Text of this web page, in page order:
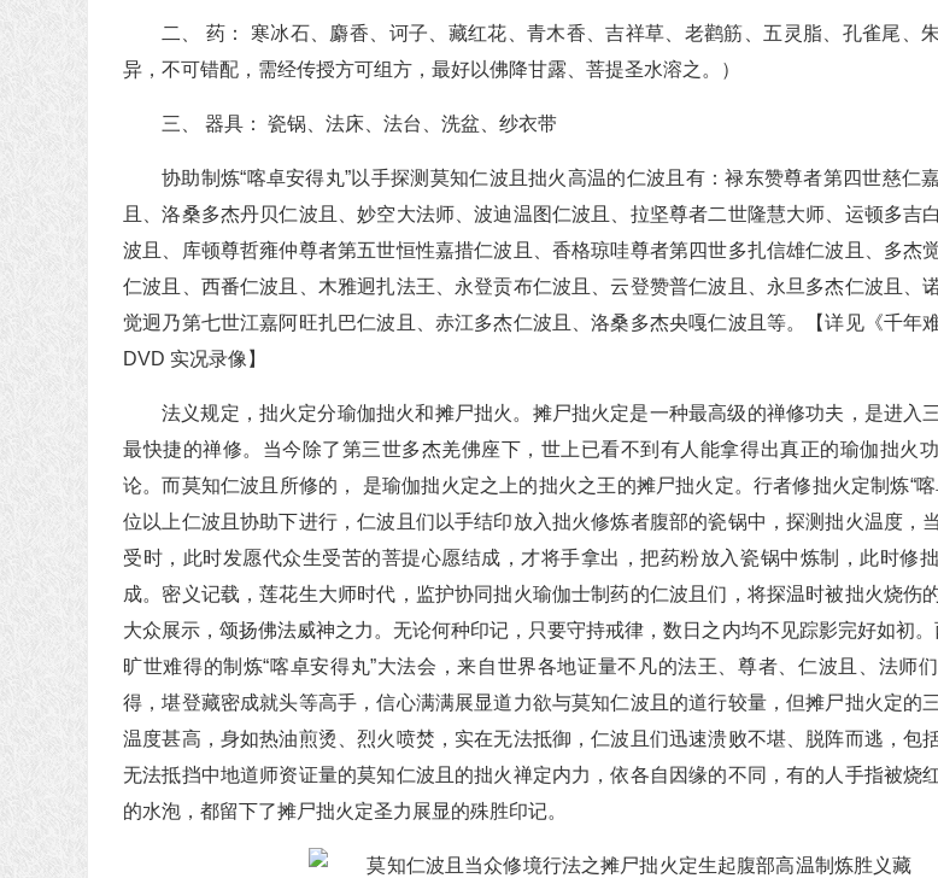
二、 药： 寒冰石、麝香、诃子、藏红花、青木香、吉祥草、老鹳筋、五灵脂、孔雀尾、
异，不可错配，需经传授方可组方，最好以佛降甘露、菩提圣水溶之。）
三、 器具： 瓷锅、法床、法台、洗盆、纱衣带
协助制炼“喀卓安得丸”以手探测莫知仁波且拙火高温的仁波且有：禄东赞尊者第四世慈仁
且、洛桑多杰丹贝仁波且、妙空大法师、波迪温图仁波且、拉坚尊者二世隆慧大师、运顿多吉
波且、库顿尊哲雍仲尊者第五世恒性嘉措仁波且、香格琼哇尊者第四世多扎信雄仁波且、多杰
仁波且、西番仁波且、木雅迥扎法王、永登贡布仁波且、云登赞普仁波且、永旦多杰仁波且、
觉迥乃第七世江嘉阿旺扎巴仁波且、赤江多杰仁波且、洛桑多杰央嘎仁波且等。【详见《千年
DVD 实况录像】
法义规定，拙火定分瑜伽拙火和摊尸拙火。摊尸拙火定是一种最高级的禅修功夫，是进入
最快捷的禅修。当今除了第三世多杰羌佛座下，世上已看不到有人能拿得出真正的瑜伽拙火
论。而莫知仁波且所修的， 是瑜伽拙火定之上的拙火之王的摊尸拙火定。行者修拙火定制炼“
位以上仁波且协助下进行，仁波且们以手结印放入拙火修炼者腹部的瓷锅中，探测拙火温度，
受时，此时发愿代众生受苦的菩提心愿结成，才将手拿出，把药粉放入瓷锅中炼制，此时修
成。密义记载，莲花生大师时代，监护协同拙火瑜伽士制药的仁波且们，将探温时被拙火烧伤
大众展示，颂扬佛法威神之力。无论何种印记，只要守持戒律，数日之内均不见踪影完好如初
旷世难得的制炼“喀卓安得丸”大法会，来自世界各地证量不凡的法王、尊者、仁波且、法师
得，堪登藏密成就头等高手，信心满满展显道力欲与莫知仁波且的道行较量，但摊尸拙火定的
温度甚高，身如热油煎烫、烈火喷焚，实在无法抵御，仁波且们迅速溃败不堪、脱阵而逃，包
无法抵挡中地道师资证量的莫知仁波且的拙火禅定内力，依各自因缘的不同，有的人手指被烧
的水泡，都留下了摊尸拙火定圣力展显的殊胜印记。